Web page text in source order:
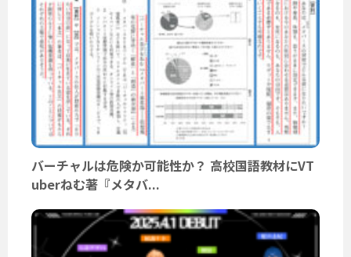
バーチャルは危険か可能性か？ 高校国語教材にVT
uberねむ著『メタバ...